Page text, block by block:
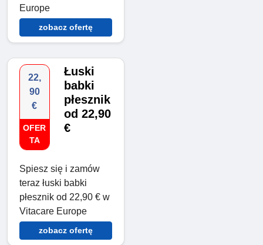
Europe
zobacz ofertę
22,
90
€
OFER
TA
Łuski
babki
płesznik
od 22,90
€
Spiesz się i zamów
teraz łuski babki
płesznik od 22,90 € w
Vitacare Europe
zobacz ofertę